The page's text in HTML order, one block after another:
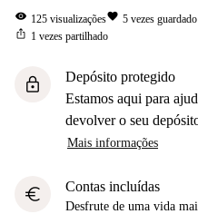
visibility 125 visualizaçõesfavorite 5 vezes
ios_share 1 vezes partilhado
lock
Depósito protegido
Estamos aqui para
devolver o seu
Mais informações
euro Contas incluídas
Desfrute de uma vida